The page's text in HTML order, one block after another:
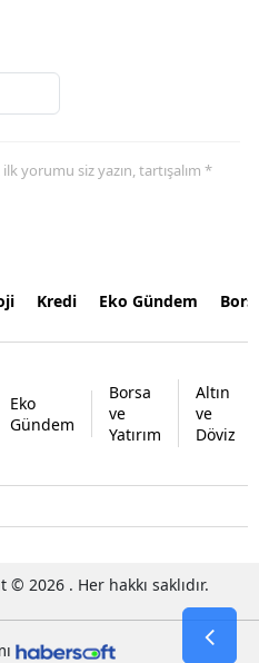
yorumu siz yazın, tartışalım *
Kredi Eko Gündem
Eko
Gündem
Borsa
ve
Yatırım
Altın
ve
Döviz
© 2026 . Her hakkı saklıdır.